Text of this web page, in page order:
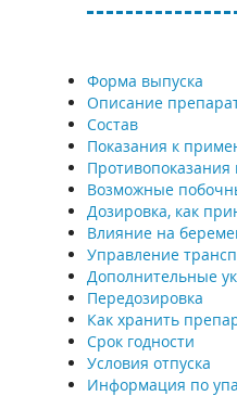
Форма выпуска
Описание
Состав
Показания к
Возможные
Дозировка, как
Влияние на
Управление
Дополнительные
Передозировка
Как хранить
Срок годности
Условия отпуска
Информация по